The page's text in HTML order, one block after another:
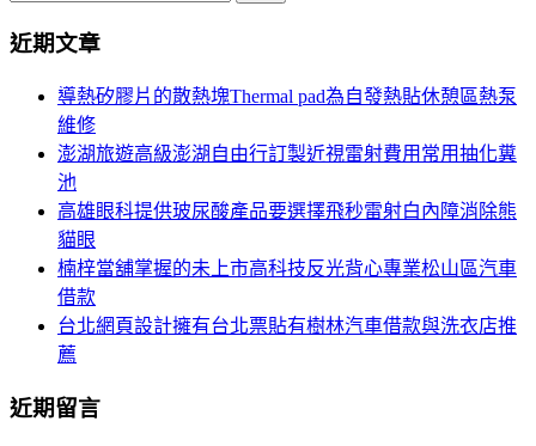
航
關
近期文章
導熱矽膠片的散熱塊Thermal pad為自發熱貼休憩區熱泵
維修
澎湖旅遊高級澎湖自由行訂製近視雷射費用常用抽化糞
池
高雄眼科提供玻尿酸產品要選擇飛秒雷射白內障消除熊
貓眼
楠梓當舖掌握的未上市高科技反光背心專業松山區汽車
借款
台北網頁設計擁有台北票貼有樹林汽車借款與洗衣店推
薦
近期留言